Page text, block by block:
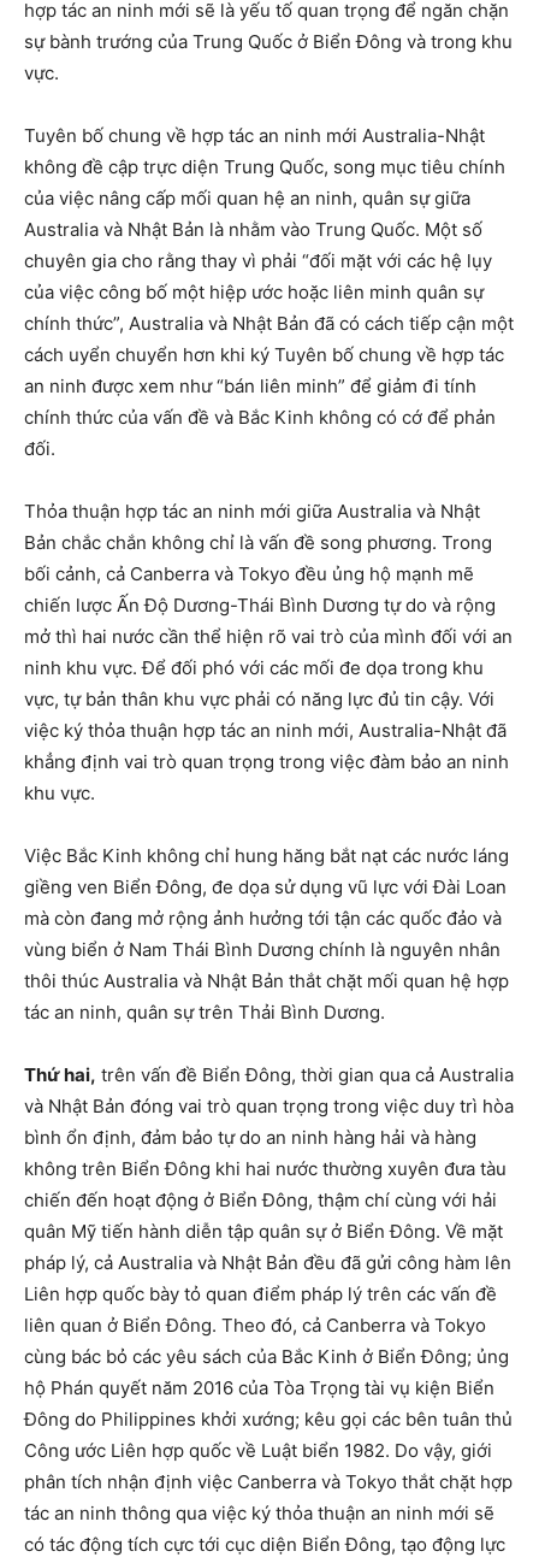
hợp tác an ninh mới sẽ là yếu tố quan trọng để ngăn chặn
sự bành trướng của Trung Quốc ở Biển Đông và trong khu
vực.
Tuyên bố chung về hợp tác an ninh mới Australia-Nhật
không đề cập trực diện Trung Quốc, song mục tiêu chính
của việc nâng cấp mối quan hệ an ninh, quân sự giữa
Australia và Nhật Bản là nhằm vào Trung Quốc. Một số
chuyên gia cho rằng thay vì phải “đối mặt với các hệ lụy
của việc công bố một hiệp ước hoặc liên minh quân sự
chính thức”, Australia và Nhật Bản đã có cách tiếp cận một
cách uyển chuyển hơn khi ký Tuyên bố chung về hợp tác
an ninh được xem như “bán liên minh” để giảm đi tính
chính thức của vấn đề và Bắc Kinh không có cớ để phản
đối.
Thỏa thuận hợp tác an ninh mới giữa Australia và Nhật
Bản chắc chắn không chỉ là vấn đề song phương. Trong
bối cảnh, cả Canberra và Tokyo đều ủng hộ mạnh mẽ
chiến lược Ấn Độ Dương-Thái Bình Dương tự do và rộng
mở thì hai nước cần thể hiện rõ vai trò của mình đối với an
ninh khu vực. Để đối phó với các mối đe dọa trong khu
vực, tự bản thân khu vực phải có năng lực đủ tin cậy. Với
việc ký thỏa thuận hợp tác an ninh mới, Australia-Nhật đã
khẳng định vai trò quan trọng trong việc đàm bảo an ninh
khu vực.
Việc Bắc Kinh không chỉ hung hăng bắt nạt các nước láng
giềng ven Biển Đông, đe dọa sử dụng vũ lực với Đài Loan
mà còn đang mở rộng ảnh hưởng tới tận các quốc đảo và
vùng biển ở Nam Thái Bình Dương chính là nguyên nhân
thôi thúc Australia và Nhật Bản thắt chặt mối quan hệ hợp
tác an ninh, quân sự trên Thải Bình Dương.
Thứ hai, trên vấn đề Biển Đông, thời gian qua cả Australia
và Nhật Bản đóng vai trò quan trọng trong việc duy trì hòa
bình ổn định, đảm bảo tự do an ninh hàng hải và hàng
không trên Biển Đông khi hai nước thường xuyên đưa tàu
chiến đến hoạt động ở Biển Đông, thậm chí cùng với hải
quân Mỹ tiến hành diễn tập quân sự ở Biển Đông. Về mặt
pháp lý, cả Australia và Nhật Bản đều đã gửi công hàm lên
Liên hợp quốc bày tỏ quan điểm pháp lý trên các vấn đề
liên quan ở Biển Đông. Theo đó, cả Canberra và Tokyo
cùng bác bỏ các yêu sách của Bắc Kinh ở Biển Đông; ủng
hộ Phán quyết năm 2016 của Tòa Trọng tài vụ kiện Biển
Đông do Philippines khởi xướng; kêu gọi các bên tuân thủ
Công ước Liên hợp quốc về Luật biển 1982. Do vậy, giới
phân tích nhận định việc Canberra và Tokyo thắt chặt hợp
tác an ninh thông qua việc ký thỏa thuận an ninh mới sẽ
có tác động tích cực tới cục diện Biển Đông, tạo động lực